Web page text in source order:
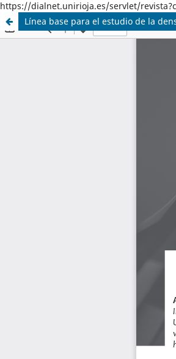
https://dialnet.unirioja.es/servlet/
Línea base para el estudio de la